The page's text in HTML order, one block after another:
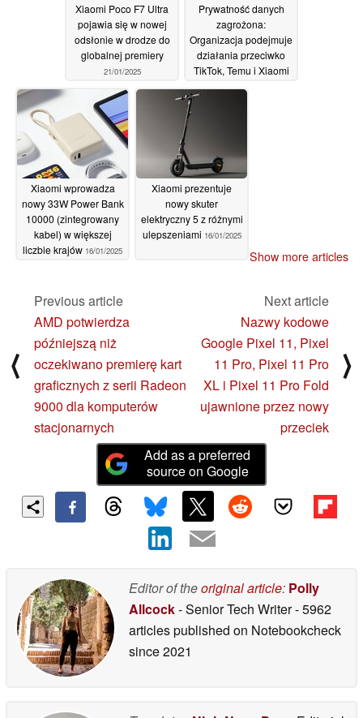
Xiaomi Poco F7 Ultra
pojawia się w nowej
odsłonie w drodze do
globalnej premiery
21/01/2025
Prywatność danych
zagrożona:
Organizacja podejmuje
działania przeciwko
TikTok, Temu i Xiaomi
przesyłanie danych do
Xiaomi wprowadza
nowy 33W Power Bank
10000 (zintegrowany
kabel) w większej
liczbie krajów 16/01/2025
Xiaomi prezentuje
nowy skuter
elektryczny 5 z różnymi
ulepszeniami 16/01/2025
Show more articles
⟨
Previous article
AMD potwierdza
późniejszą niż
oczekiwano premierę kart
graficznych z serii Radeon
9000 dla komputerów
stacjonarnych
Next article
Nazwy kodowe
Google Pixel 11, Pixel
11 Pro, Pixel 11 Pro
XL i Pixel 11 Pro Fold
ujawnione przez nowy
przeciek
⟩
Add as a preferred
source on Google
Editor of theoriginal article: Polly
Allcock- Senior Tech Writer- 5962
articles published on Notebookcheck
since 2021